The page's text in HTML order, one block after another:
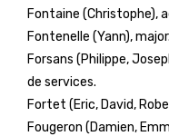
Fontaine (Christophe),
Fontenelle (Yann),
Forsans (Philippe,
de services.
Fortet (Eric, David,
Fougeron (Damien,